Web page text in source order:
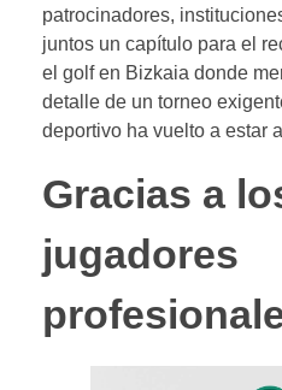
patrocinadores,
juntos un capítulo para el
el golf en Bizkaia donde
detalle de un torneo
deportivo ha vuelto a estar
Gracias a
jugadores